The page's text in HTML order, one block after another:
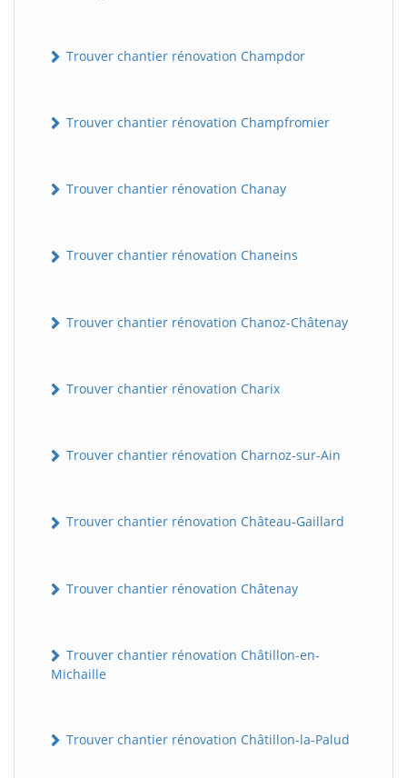
Trouver chantier rénovation Champdor
Trouver chantier rénovation Champfromier
Trouver chantier rénovation Chanay
Trouver chantier rénovation Chaneins
Trouver chantier rénovation Chanoz-Châtenay
Trouver chantier rénovation Charix
Trouver chantier rénovation Charnoz-sur-Ain
Trouver chantier rénovation Château-Gaillard
Trouver chantier rénovation Châtenay
Trouver chantier rénovation Châtillon-en-
Michaille
Trouver chantier rénovation Châtillon-la-Palud